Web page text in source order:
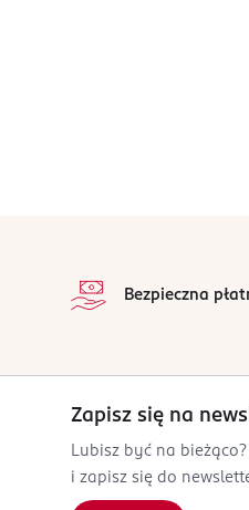
Bezpieczna
Zapisz się na
Lubisz być na
i zapisz się do